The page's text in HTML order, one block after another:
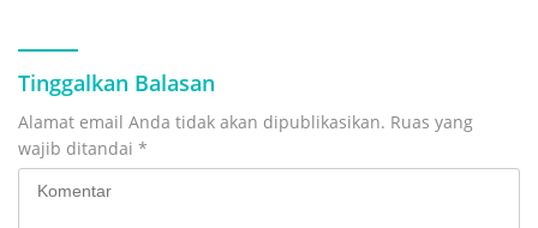
Tinggalkan Balasan
Alamat email Anda tidak akan dipublikasikan. Ruas yang
wajib ditandai *